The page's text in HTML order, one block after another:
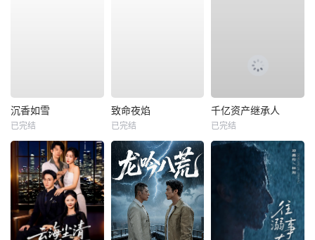
沉香如雪
已完结
致命夜焰
已完结
千亿资产继承人
已完结